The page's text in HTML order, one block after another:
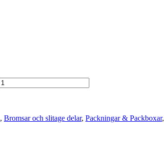
, Bromsar och slitage delar, Packningar & Packboxar,